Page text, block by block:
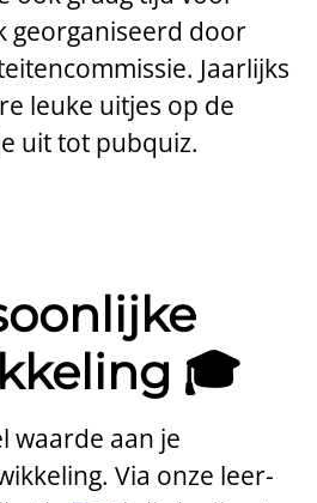
georganiseerd door
Jaarlijks
leuke uitjes op de
uit tot pubquiz.
🎓
waarde aan je
Via onze leer-